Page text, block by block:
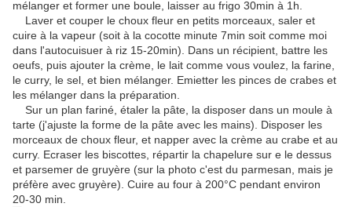
mélanger et former une boule, laisser au frigo 30min à 1h.
Laver et couper le choux fleur en petits morceaux, saler et
cuire à la vapeur (soit à la cocotte minute 7min soit comme moi
dans l'autocuisuer à riz 15-20min). Dans un récipient, battre les
oeufs, puis ajouter la crème, le lait comme vous voulez, la farine,
le curry, le sel, et bien mélanger. Emietter les pinces de crabes et
les mélanger dans la préparation.
Sur un plan fariné, étaler la pâte, la disposer dans un moule à
tarte (j'ajuste la forme de la pâte avec les mains). Disposer les
morceaux de choux fleur, et napper avec la crème au crabe et au
curry. Ecraser les biscottes, répartir la chapelure sur e le dessus
et parsemer de gruyère (sur la photo c'est du parmesan, mais je
préfère avec gruyère). Cuire au four à 200°C pendant environ
20-30 min.